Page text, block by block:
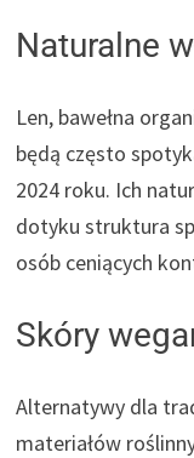
Naturalne
Len, bawełna
będą często
2024 roku. Ich
dotyku struktura
osób ceniących
Skóry
Alternatywy dla
materiałów